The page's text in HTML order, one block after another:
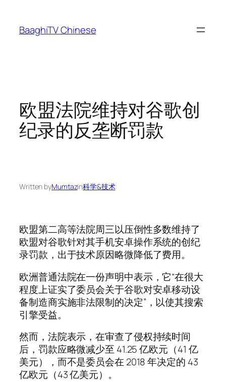
content
BaaghiTV Chinese
欧盟法院维持对谷歌创
纪录的反垄断罚款
Written byMumtazin科学&技术
欧盟第二高等法院周三以压倒性多数维持了
欧盟对谷歌针对其手机安卓操作系统的创纪
录罚款，出于技术原因略微降低了费用。
欧洲普通法院在一份声明中表示，它“在很大
程度上证实了委员会关于谷歌对安卓移动设
备制造商实施非法限制的决定”，以使其搜索
引擎受益。
然而，法院表示，在审查了侵权持续时间
后，罚款应略微减少至 41.25 亿欧元（41 亿
美元），而不是委员会在 2018 年决定的 43
亿欧元（43 亿美元）。